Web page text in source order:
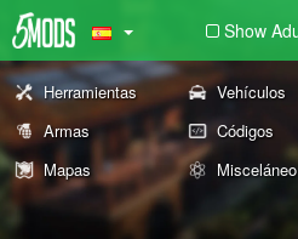
Show
Herramientas Vehículos
Armas
Códigos
Mapas
Misceláneo